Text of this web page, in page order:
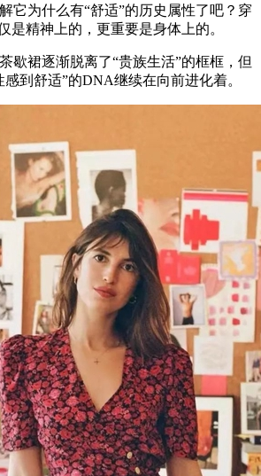
它为什么有“舒适”的历史属性了吧？穿
是精神上的，更重要是身体上的。
裙逐渐脱离了“贵族生活”的框框，但
到舒适”的DNA继续在向前进化着。